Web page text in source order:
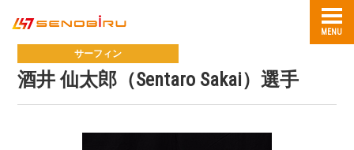
MENU
サーフィン
酒井 仙太郎（Sentaro Sakai）選手